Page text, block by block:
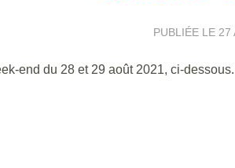
PUBLIÉE LE 27
end du 28 et 29 août 2021, ci-dessous.